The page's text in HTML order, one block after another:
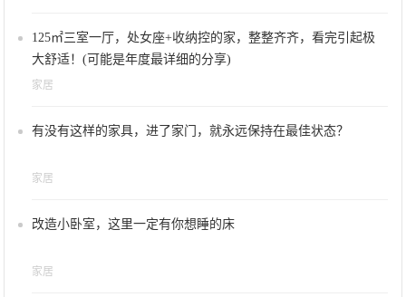
125㎡三室一厅，处女座+收纳控的家，整整齐齐，看完引起极
大舒适！(可能是年度最详细的分享)
家居
有没有这样的家具，进了家门，就永远保持在最佳状态？
家居
改造小卧室，这里一定有你想睡的床
家居